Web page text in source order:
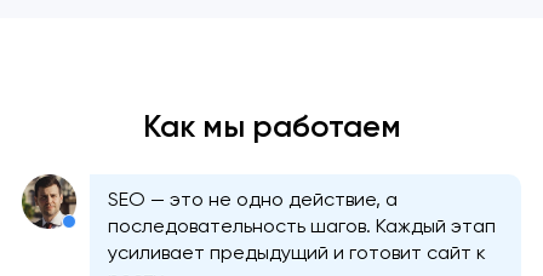
Как мы работаем
SEO — это не одно действие, а
последовательность шагов. Каждый этап
усиливает предыдущий и готовит сайт к